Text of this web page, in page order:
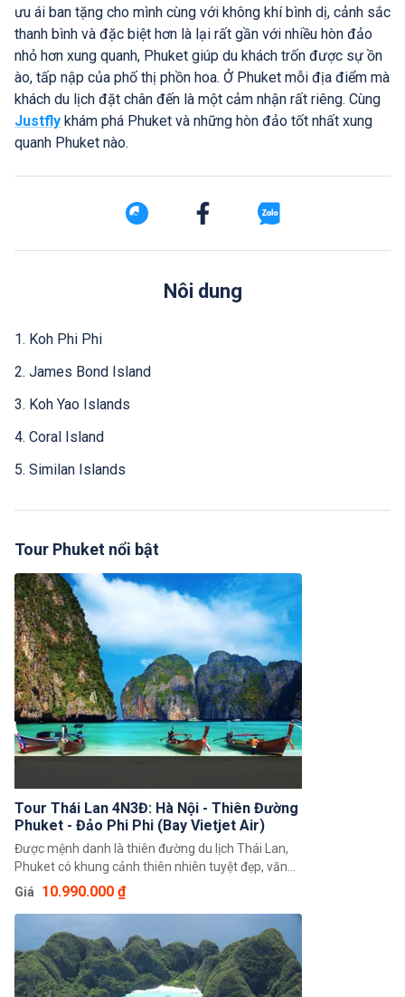
ưu ái ban tặng cho mình cùng với không khí bình dị, cảnh sắc
thanh bình và đặc biệt hơn là lại rất gần với nhiều hòn đảo
nhỏ hơn xung quanh, Phuket giúp du khách trốn được sự ồn
ào, tấp nập của phố thị phồn hoa. Ở Phuket mỗi địa điểm mà
khách du lịch đặt chân đến là một cảm nhận rất riêng. Cùng
Justfly khám phá Phuket và những hòn đảo tốt nhất xung
quanh Phuket nào.
Nôi dung
1. Koh Phi Phi
2. James Bond Island
3. Koh Yao Islands
4. Coral Island
5. Similan Islands
Tour Phuket nổi bật
Tour Thái Lan 4N3Đ: Hà Nội - Thiên Đường
Phuket - Đảo Phi Phi (Bay Vietjet Air)
Được mệnh danh là thiên đường du lịch Thái Lan,
Phuket có khung cảnh thiên nhiên tuyệt đẹp, văn
hóa và ẩm thực đặc sắc. Tour Thái Lan 4 ngày 3
đêm: Hà Nội - Thiên Đường Phuket - Đảo Phi Phi
(Bay Vietjet Air) hứa hẹn mang đến cho bạn những
trải nghiệm thư giãn tuyệt vời và đáng nhớ.
Giá 10.990.000 ₫